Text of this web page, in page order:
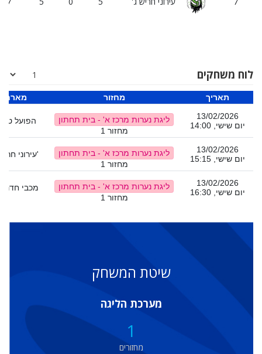
לוח משחקים
מארח מחזור תאריך
הפועל
ליגת נערות מרכז א' - בית תחתון
מחזור 1
13/02/2026
יום שישי, 14:00
עירוני חריש ג'
ליגת נערות מרכז א' - בית תחתון
מחזור 1
13/02/2026
יום שישי, 15:15
מכבי חדרה
ליגת נערות מרכז א' - בית תחתון
מחזור 1
13/02/2026
יום שישי, 16:30
שיטת המשחק
מערכת הליגה
1
מחזורים